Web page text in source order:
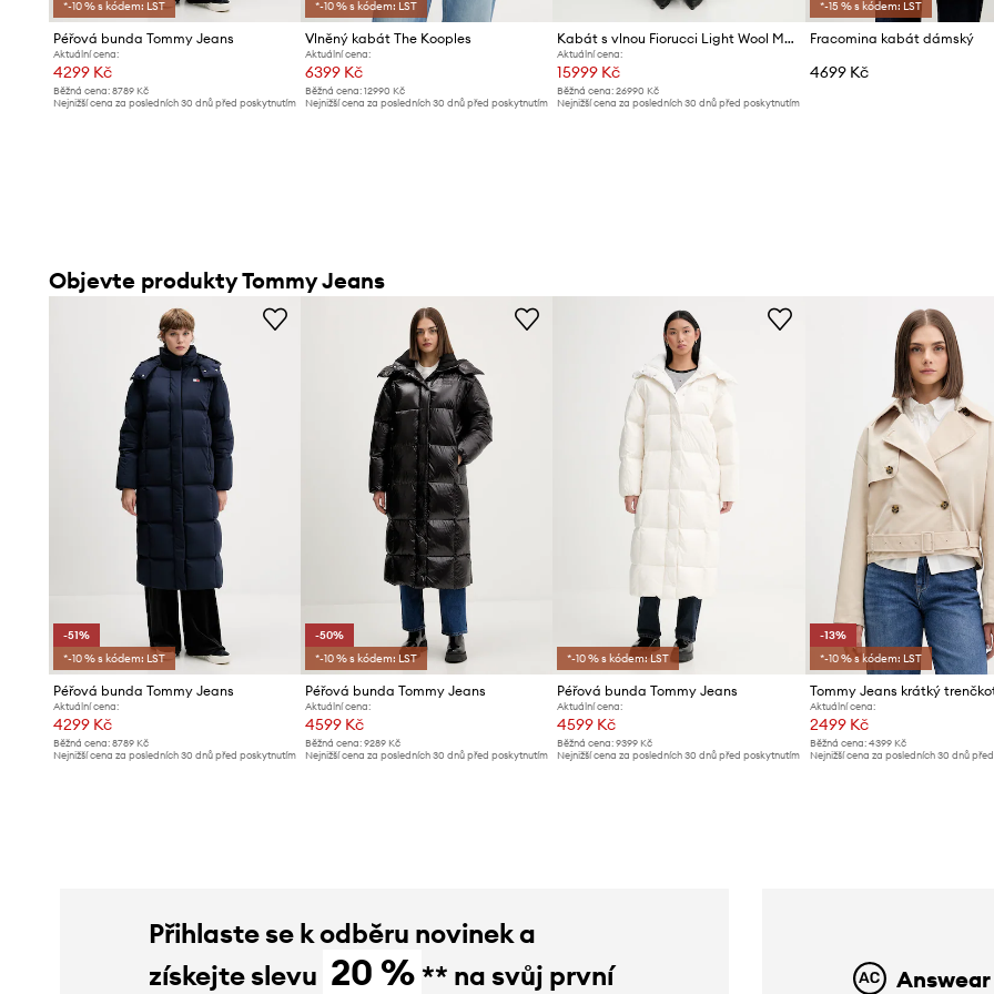
*-10 % s kódem: LST
Péřová bunda Tommy Jeans
Aktuální cena:
4299 Kč
Běžná cena: 8789 Kč
Nejnižší cena za posledních 30 dnů před poskytnutím
*-10 % s kódem: LST
Vlněný kabát The Kooples
Aktuální cena:
6399 Kč
Běžná cena:12990 Kč
Nejnižší cena za posledních 30 dnů před poskytnutím
Kabát s vlnou Fiorucci Light Wool Maxi
Aktuální cena:
15999 Kč
Běžná cena: 26990 Kč
Nejnižší cena za posledních 30 dnů před poskytnutím
*-15 % s kódem: LST
Fracomina kabát dámský
4699 Kč
Objevte produkty Tommy Jeans
-51%
*-10 % s kódem: LST
Péřová bunda Tommy Jeans
Aktuální cena:
4299 Kč
Běžná cena: 8789 Kč
Nejnižší cena za posledních 30 dnů před poskytnutím
-50%
*-10 % s kódem: LST
Péřová bunda Tommy Jeans
Aktuální cena:
4599 Kč
Běžná cena:9289 Kč
Nejnižší cena za posledních 30 dnů před poskytnutím
*-10 % s kódem: LST
Péřová bunda Tommy Jeans
Aktuální cena:
4599 Kč
Běžná cena: 9399 Kč
Nejnižší cena za posledních 30 dnů před poskytnutím
-13%
*-10 % s kódem: LST
Aktuální cena:
2499 Kč
Běžná cena: 4399 Kč
Nejnižší cena za posledních 30 dnů
Přihlaste se k odběru novinek a
získejte slevu 20 % ** na svůj první